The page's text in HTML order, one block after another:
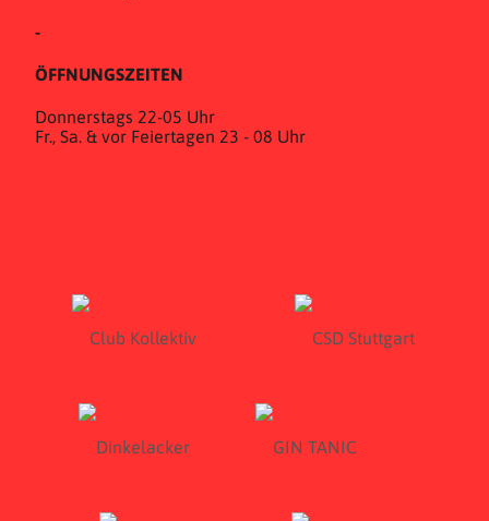
-
ÖFFNUNGSZEITEN
Donnerstags 22-05 Uhr
Fr., Sa. & vor Feiertagen 23 - 08 Uhr